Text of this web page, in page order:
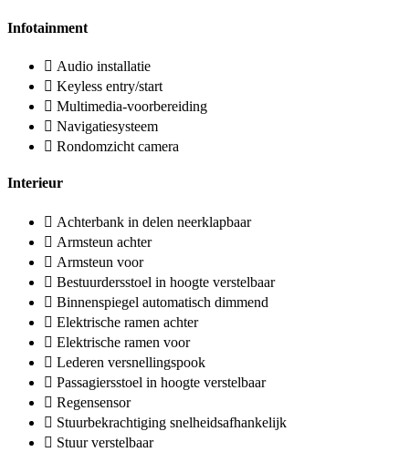
Infotainment
Audio installatie
Keyless entry/start
Multimedia-voorbereiding
Navigatiesysteem
Rondomzicht camera
Interieur
Achterbank in delen neerklapbaar
Armsteun achter
Armsteun voor
Bestuurdersstoel in hoogte verstelbaar
Binnenspiegel automatisch dimmend
Elektrische ramen achter
Elektrische ramen voor
Lederen versnellingspook
Passagiersstoel in hoogte verstelbaar
Regensensor
Stuurbekrachtiging snelheidsafhankelijk
Stuur verstelbaar